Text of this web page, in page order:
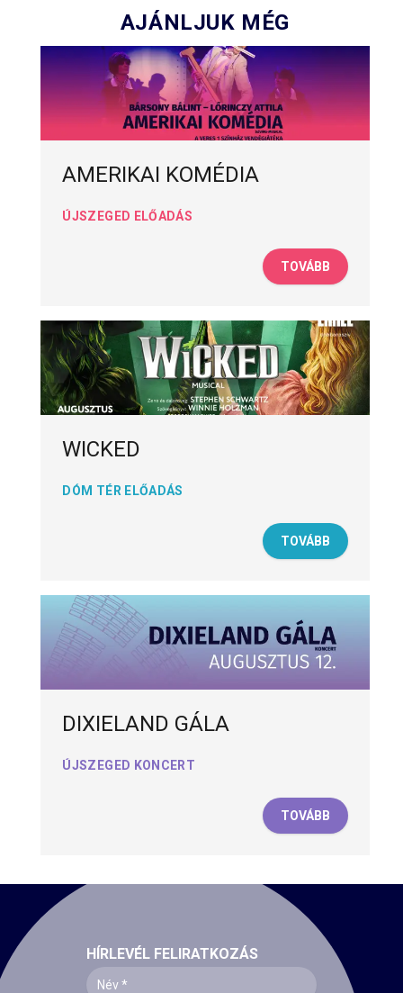
AJÁNLJUK MÉG
AMERIKAI KOMÉDIA
ÚJSZEGED ELŐADÁS
TOVÁBB
WICKED
DÓM TÉR ELŐADÁS
TOVÁBB
DIXIELAND GÁLA
ÚJSZEGED KONCERT
TOVÁBB
HÍRLEVÉL FELIRATKOZÁS